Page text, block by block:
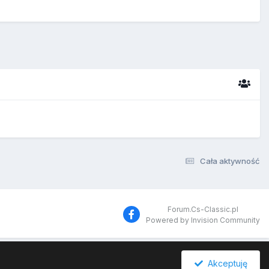
Cała aktywność
Forum.Cs-Classic.pl
Powered by Invision Community
Akceptuję